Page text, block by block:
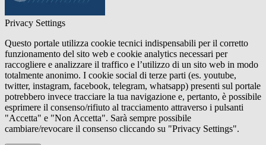
Privacy Settings
Questo portale utilizza cookie tecnici indispensabili per il corretto
funzionamento del sito web e cookie analytics necessari per
raccogliere e analizzare il traffico e l’utilizzo di un sito web in modo
totalmente anonimo. I cookie social di terze parti (es. youtube,
twitter, instagram, facebook, telegram, whatsapp) presenti sul portale
potrebbero invece tracciare la tua navigazione e, pertanto, è possibile
esprimere il consenso/rifiuto al tracciamento attraverso i pulsanti
"Accetta" e "Non Accetta". Sarà sempre possibile
cambiare/revocare il consenso cliccando su "Privacy Settings".